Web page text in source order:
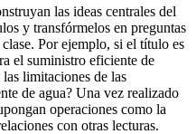
las ideas centrales del
y transfórmelos en preguntas
Por ejemplo, si el título es
el suministro eficiente de
las limitaciones de las
de agua? Una vez realizado
operaciones como la
con otras lecturas.